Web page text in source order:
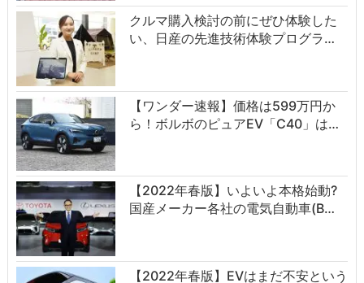
クルマ購入検討の前にぜひ体験した
い、日産の先進技術体験プログラ…
【ワンダー速報】価格は599万円か
ら！ボルボのピュアEV「C40」は…
【2022年春版】いよいよ本格始動?
国産メーカー各社の電気自動車(B…
【2022年春版】EVはまだ不安という